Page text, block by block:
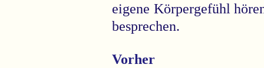
eigene Körpergefühl
besprechen.
Vorher